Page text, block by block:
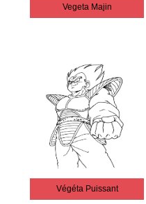
Vegeta Majin
Végéta Puissant